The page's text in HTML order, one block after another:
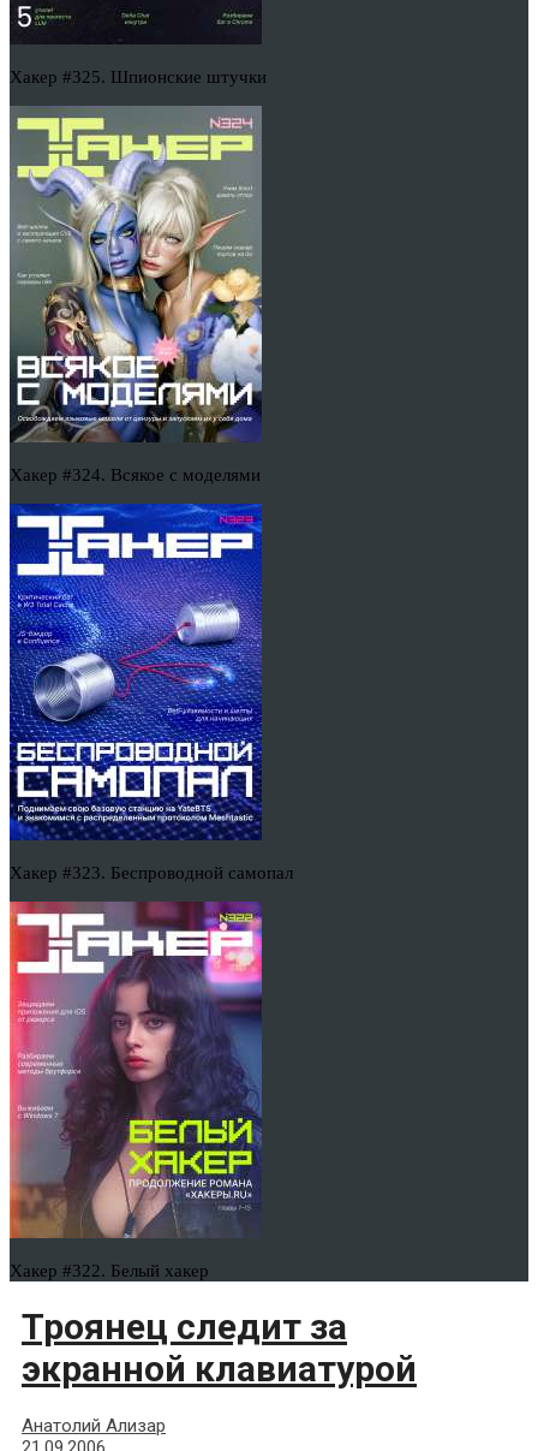
Хакер #325. Шпионские штучки
Хакер #324. Всякое с моделями
Хакер #323. Беспроводной самопал
Хакер #322. Белый хакер
Троянец следит за
экранной клавиатурой
Анатолий Ализар